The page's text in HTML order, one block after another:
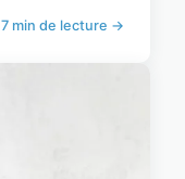
7 min de lecture →